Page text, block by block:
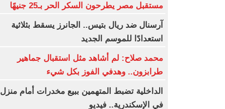
مستقبل مصر يطرحون السكر الحر بـ25 جنيهًا
آرسنال ضد ريال بتيس.. الجانرز يسقط بثلاثية
استعدادًا للموسم الجديد
محمد صلاح: لم أشاهد مثل استقبال جماهير
طرابزون.. وهدفي الفوز بكل شيء
الداخلية تضبط المتهمين ببيع مخدرات أمام منزل
في الإسكندرية.. فيديو